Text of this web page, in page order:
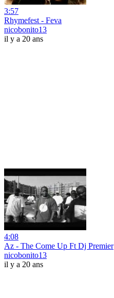
3:57
Rhymefest - Feva
nicobonito13
il y a 20 ans
4:08
Az - The Come Up Ft Dj Premier
nicobonito13
il y a 20 ans